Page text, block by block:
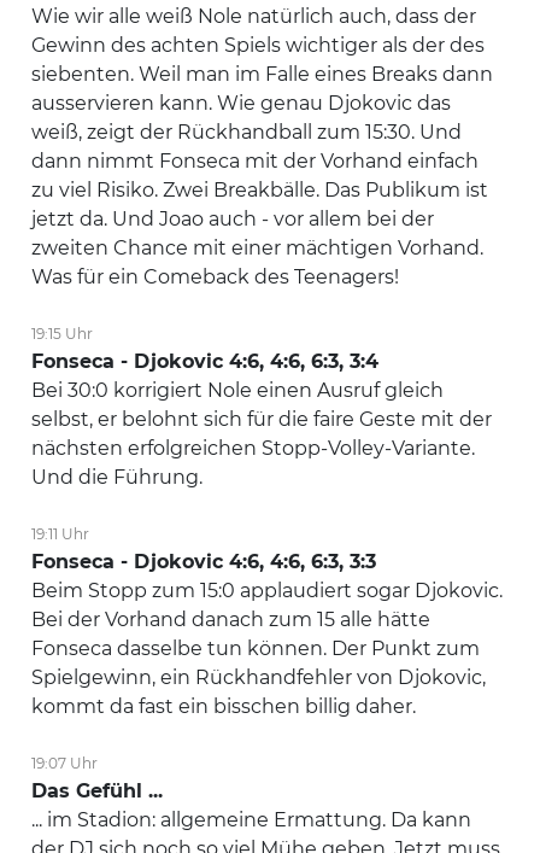
Wie wir alle weiß Nole natürlich auch, dass der
Gewinn des achten Spiels wichtiger als der des
siebenten. Weil man im Falle eines Breaks dann
ausservieren kann. Wie genau Djokovic das
weiß, zeigt der Rückhandball zum 15:30. Und
dann nimmt Fonseca mit der Vorhand einfach
zu viel Risiko. Zwei Breakbälle. Das Publikum ist
jetzt da. Und Joao auch - vor allem bei der
zweiten Chance mit einer mächtigen Vorhand.
Was für ein Comeback des Teenagers!
19:15 Uhr
Fonseca - Djokovic 4:6, 4:6, 6:3, 3:4
Bei 30:0 korrigiert Nole einen Ausruf gleich
selbst, er belohnt sich für die faire Geste mit der
nächsten erfolgreichen Stopp-Volley-Variante.
Und die Führung.
19:11 Uhr
Fonseca - Djokovic 4:6, 4:6, 6:3, 3:3
Beim Stopp zum 15:0 applaudiert sogar Djokovic.
Bei der Vorhand danach zum 15 alle hätte
Fonseca dasselbe tun können. Der Punkt zum
Spielgewinn, ein Rückhandfehler von Djokovic,
kommt da fast ein bisschen billig daher.
19:07 Uhr
Das Gefühl ...
... im Stadion: allgemeine Ermattung. Da kann
der DJ sich noch so viel Mühe geben. Jetzt muss